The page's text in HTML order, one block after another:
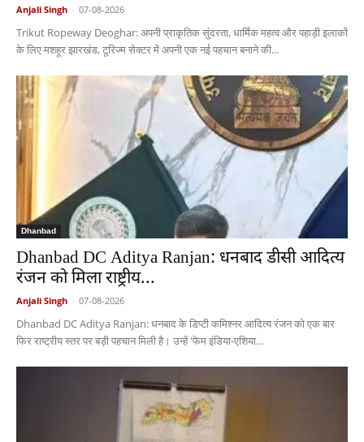
Anjali Singh - 07-08-2026
Trikut Ropeway Deoghar: अपनी प्राकृतिक सुंदरता, धार्मिक महत्व और पहाड़ी इलाकों
के लिए मशहूर झारखंड, टूरिज्म सेक्टर में अपनी एक नई पहचान बनाने की...
Dhanbad
Dhanbad DC Aditya Ranjan: धनबाद डीसी आदित्य
रंजन को मिला राष्ट्रीय...
Anjali Singh - 07-08-2026
Dhanbad DC Aditya Ranjan: धनबाद के डिप्टी कमिश्नर आदित्य रंजन को एक बार
फिर राष्ट्रीय स्तर पर बड़ी पहचान मिली है। उन्हें 'फेम इंडिया-एशिया...